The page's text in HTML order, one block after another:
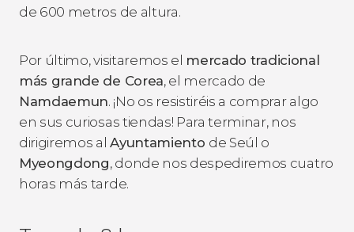
de 600 metros de altura.
Por último, visitaremos el mercado tradicional
más grande de Corea, el mercado de
Namdaemun. ¡No os resistiréis a comprar algo
en sus curiosas tiendas! Para terminar, nos
dirigiremos alAyuntamiento de Seúl o
Myeongdong, donde nos despediremos cuatro
horas más tarde.